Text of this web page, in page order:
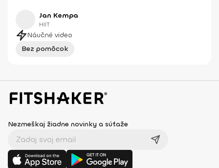
Jan Kempa
HIIT
Náučné video
Bez pomôcok
Nezmeškaj žiadne novinky a súťaže